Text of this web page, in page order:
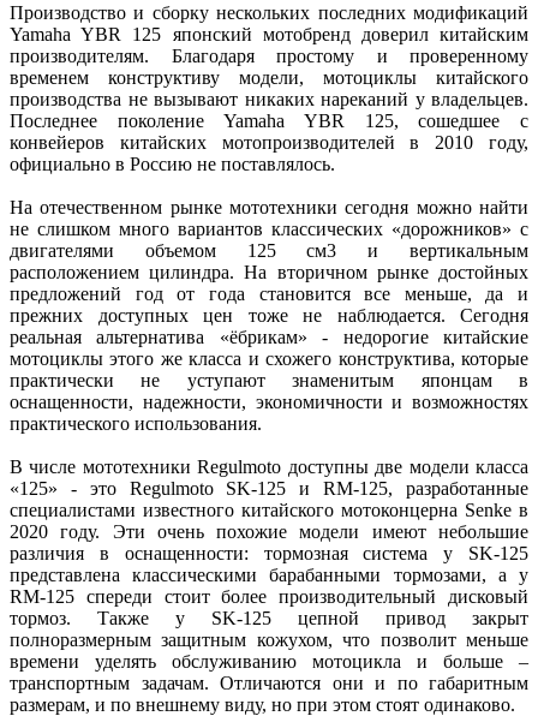
Производство и сборку нескольких последних модификаций
Yamaha YBR 125 японский мотобренд доверил китайским
производителям. Благодаря простому и проверенному
временем конструктиву модели, мотоциклы китайского
производства не вызывают никаких нареканий у владельцев.
Последнее поколение Yamaha YBR 125, сошедшее с
конвейеров китайских мотопроизводителей в 2010 году,
официально в Россию не поставлялось.
На отечественном рынке мототехники сегодня можно найти
не слишком много вариантов классических «дорожников» с
двигателями объемом 125 см3 и вертикальным
расположением цилиндра. На вторичном рынке достойных
предложений год от года становится все меньше, да и
прежних доступных цен тоже не наблюдается. Сегодня
реальная альтернатива «ёбрикам» - недорогие китайские
мотоциклы этого же класса и схожего конструктива, которые
практически не уступают знаменитым японцам в
оснащенности, надежности, экономичности и возможностях
практического использования.
В числе мототехники Regulmoto доступны две модели класса
«125» - это Regulmoto SK-125 и RM-125, разработанные
специалистами известного китайского мотоконцерна Senke в
2020 году. Эти очень похожие модели имеют небольшие
различия в оснащенности: тормозная система у SK-125
представлена классическими барабанными тормозами, а у
RM-125 спереди стоит более производительный дисковый
тормоз. Также у SK-125 цепной привод закрыт
полноразмерным защитным кожухом, что позволит меньше
времени уделять обслуживанию мотоцикла и больше –
транспортным задачам. Отличаются они и по габаритным
размерам, и по внешнему виду, но при этом стоят одинаково.